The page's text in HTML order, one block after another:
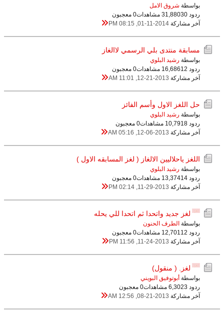
بواسطة شروق الامل
ردود 30
31,880 مشاهدات
0 معجبون
آخر مشاركة 01-11-2014, 08:15 PM
مسابقة منتدى بلي الرسمي لاالغاز
بواسطة رشيد البلوي
ردود 12
16,686 مشاهدات
0 معجبون
آخر مشاركة 12-21-2013, 11:01 AM
حل اللغز الاول وأسم الفائز
بواسطة رشيد البلوي
ردود 8
10,791 مشاهدات
0 معجبون
آخر مشاركة 12-06-2013, 05:16 AM
اللغز ياحلاليين الالغاز ( لغز المسابقه الاول )
بواسطة رشيد البلوي
ردود 14
13,374 مشاهدات
0 معجبون
آخر مشاركة 11-29-2013, 02:14 PM
لغز جديد واتحدا ثم اتحدا للي يحله
بواسطة الطرف الحنون
ردود 12
12,701 مشاهدات
0 معجبون
آخر مشاركة 11-24-2013, 11:56 PM
لغز. ( منقول)
بواسطة أبوتوفيق البويني
ردود 3
6,302 مشاهدات
0 معجبون
آخر مشاركة 08-21-2013, 12:56 AM